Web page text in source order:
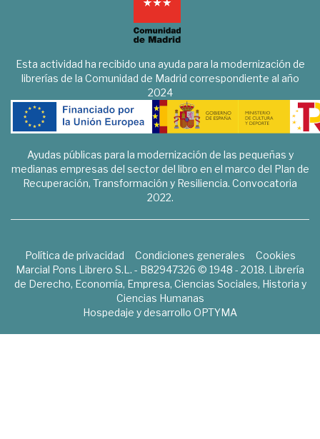
Esta actividad ha recibido una ayuda para la modernización de
librerías de la Comunidad de Madrid correspondiente al año
2024
Ayudas públicas para la modernización de las pequeñas y
medianas empresas del sector del libro en el marco del Plan de
Recuperación, Transformación y Resiliencia. Convocatoria
2022.
Política de privacidad Condiciones generales
Cookies
Marcial Pons Librero S.L. - B82947326 © 1948 - 2018. Librería
de Derecho, Economía, Empresa, Ciencias Sociales, Historia y
Ciencias Humanas
Hospedaje y desarrollo OPTYMA